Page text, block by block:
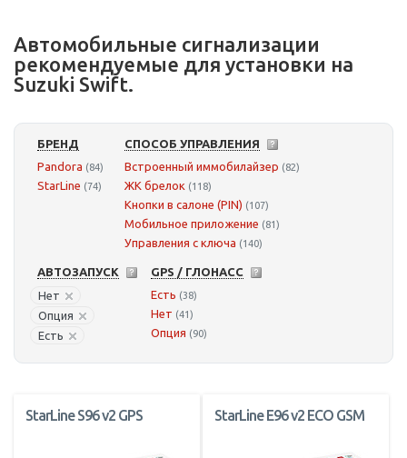
Автомобильные сигнализации
рекомендуемые для установки на
Suzuki Swift.
БРЕНД
Pandora (84)
StarLine (74)
СПОСОБ УПРАВЛЕНИЯ
Встроенный иммобилайзер (82)
ЖК брелок (118)
Кнопки в салоне (PIN) (107)
Мобильное приложение (81)
Управления с ключа (140)
АВТОЗАПУСК
Нет
Опция
Есть
GPS / ГЛОНАСС
Есть (38)
Нет (41)
Опция (90)
StarLine S96 v2 GPS StarLine E96 v2 ECO GSM